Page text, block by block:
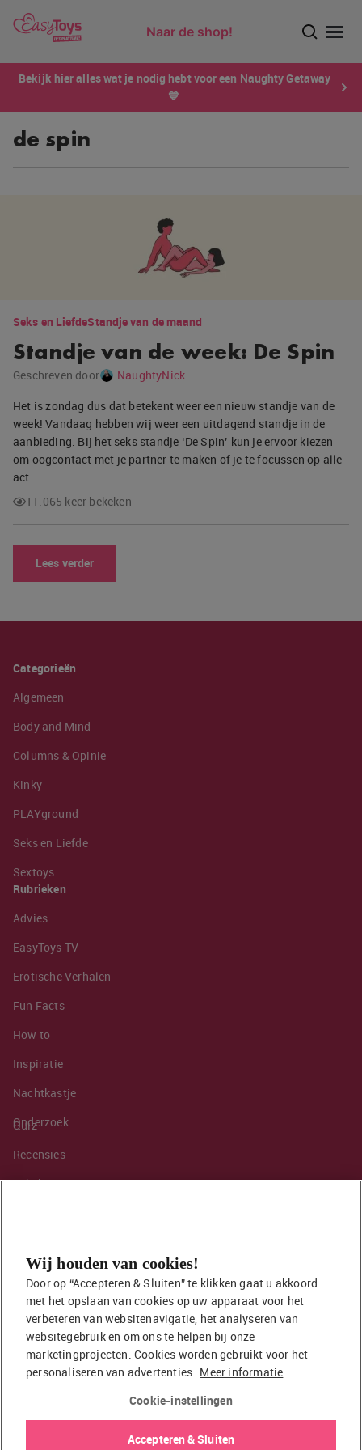
Naar de shop!
Bekijk hier alles wat je nodig hebt voor een Naughty Getaway
💙
de spin
Seks en LiefdeStandje van de maand
Standje van de week: De Spin
Geschreven door
NaughtyNick
Het is zondag dus dat betekent weer een nieuw standje van de
week! Vandaag hebben wij weer een uitdagend standje in de
aanbieding. Bij het seks standje ‘De Spin’ kun je ervoor kiezen
om oogcontact met je partner te maken of je te focussen op alle
act…
11.065 keer bekeken
Lees verder
Categorieën
Algemeen
Body and Mind
Columns & Opinie
Kinky
PLAYground
Seks en Liefde
Sextoys
Rubrieken
Advies
EasyToys TV
Erotische Verhalen
Fun Facts
How to
Inspiratie
Nachtkastje
Onderzoek
Quiz
Recensies
Sekshoroscoop
Toy van de maand
Vraag ’t onze seksuoloog
Interessante links
Seksuologen in Nederland
Erotisch verhaal insturen
EasyToys shop
Wij houden van cookies!
Door op “Accepteren & Sluiten” te klikken gaat u akkoord
met het opslaan van cookies op uw apparaat voor het
verbeteren van websitenavigatie, het analyseren van
websitegebruik en om ons te helpen bij onze
marketingprojecten. Cookies worden gebruikt voor het
personaliseren van advertenties. Meer informatie
Cookie-instellingen
Accepteren & Sluiten